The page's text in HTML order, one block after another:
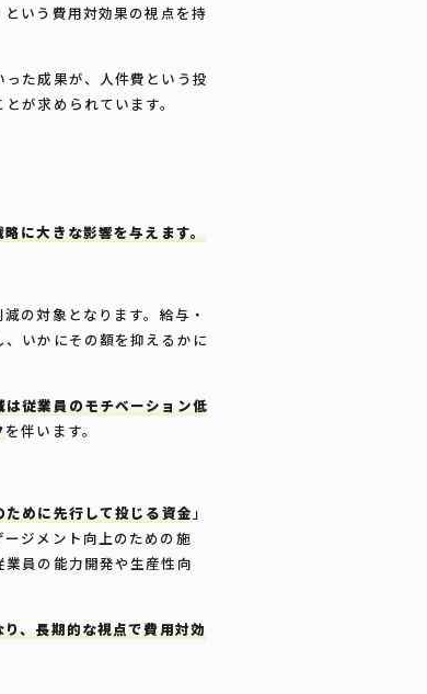
という費用対効果の視点を持
た成果が、人件費という投
が求められています。
に大きな影響を与えます。
減の対象となります。給与・
いかにその額を抑えるかに
は従業員のモチベーション低
を伴います。
めに先行して投じる資金 」
ジメント向上のための施
員の能力開発や生産性向
、長期的な視点で費用対効